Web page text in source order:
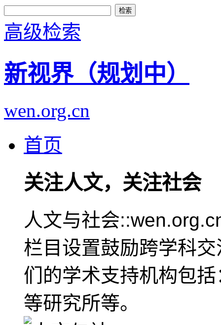
高级检索
新视界（规划中）
wen.org.cn
首页
关注人文，关注社会
人文与社会
栏目设置鼓励跨学科
们的学术支持机构包
等研究所等。